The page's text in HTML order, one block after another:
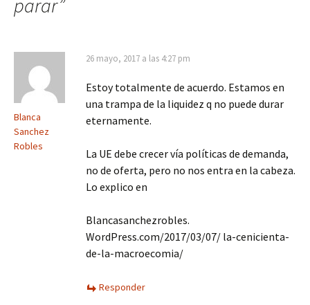
parar”
Blanca
Sanchez
Robles
26 mayo, 2017 a las 4:27 pm
Estoy totalmente de acuerdo. Estamos en
una trampa de la liquidez q no puede durar
eternamente.
La UE debe crecer vía políticas de demanda,
no de oferta, pero no nos entra en la cabeza.
Lo explico en
Blancasanchezrobles.
WordPress.com/2017/03/07/ la-cenicienta-
de-la-macroecomia/
Responder